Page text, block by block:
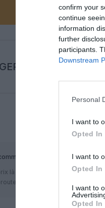
confirm your
continue
information
further
participants.
Downstream
Personal
I want to
Opted In
I want to
Opted In
I want to
Opted In
L'ARTICLE
:
là c’est une place par avion,
sinon!!